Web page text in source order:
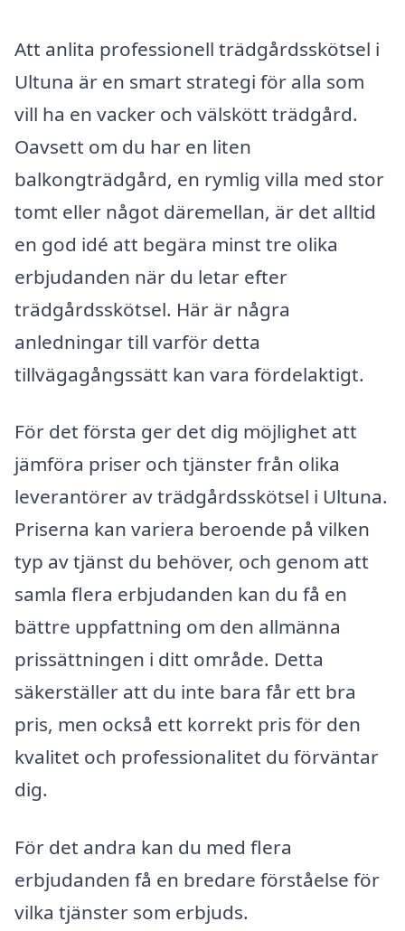
Att anlita professionell trädgårdsskötsel i
Ultuna är en smart strategi för alla som
vill ha en vacker och välskött trädgård.
Oavsett om du har en liten
balkongträdgård, en rymlig villa med stor
tomt eller något däremellan, är det alltid
en god idé att begära minst tre olika
erbjudanden när du letar efter
trädgårdsskötsel. Här är några
anledningar till varför detta
tillvägagångssätt kan vara fördelaktigt.
För det första ger det dig möjlighet att
jämföra priser och tjänster från olika
leverantörer av trädgårdsskötsel i Ultuna.
Priserna kan variera beroende på vilken
typ av tjänst du behöver, och genom att
samla flera erbjudanden kan du få en
bättre uppfattning om den allmänna
prissättningen i ditt område. Detta
säkerställer att du inte bara får ett bra
pris, men också ett korrekt pris för den
kvalitet och professionalitet du förväntar
dig.
För det andra kan du med flera
erbjudanden få en bredare förståelse för
vilka tjänster som erbjuds.